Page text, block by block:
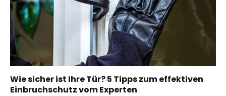
Wie sicher ist Ihre Tür? 5 Tipps zum effektiven
Einbruchschutz vom Experten